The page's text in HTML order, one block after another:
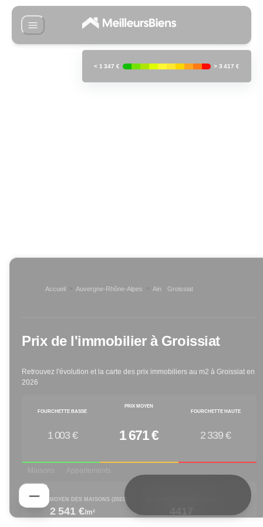
Accueil > Auvergne-Rhône-Alpes > Ain Groissiat
Prix de l'immobilier à Groissiat
Retrouvez l'évolution et la carte des prix immobiliers au m2 à Groissiat en
2026
FOURCHETTE BASSE
1 003 €
PRIX MOYEN
1 671 €
FOURCHETTE HAUTE
2 339 €
Maisons Appartements
PRIX M² MOYEN DES MAISONS (2023)
2 541 €/m²
< 1 347 € > 3 417 €